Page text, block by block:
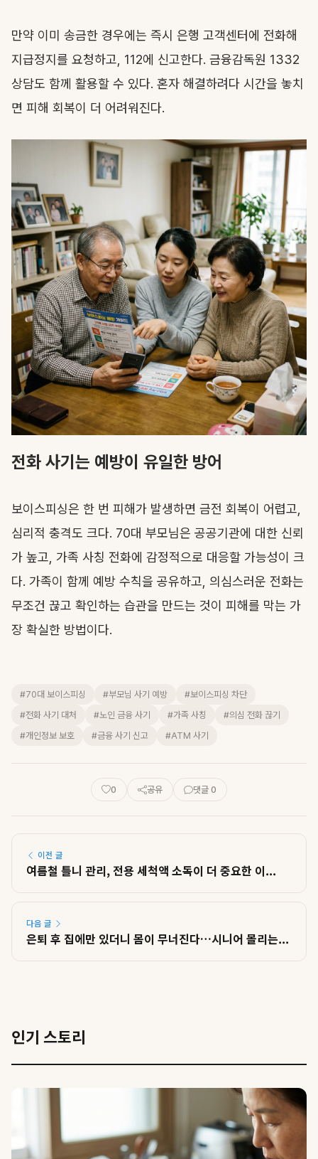
만약 이미 송금한 경우에는 즉시 은행 고객센터에 전화해
지급정지를 요청하고, 112에 신고한다. 금융감독원 1332
상담도 함께 활용할 수 있다. 혼자 해결하려다 시간을 놓치
면 피해 회복이 더 어려워진다.
전화 사기는 예방이 유일한 방어
보이스피싱은 한 번 피해가 발생하면 금전 회복이 어렵고,
심리적 충격도 크다. 70대 부모님은 공공기관에 대한 신뢰
가 높고, 가족 사칭 전화에 감정적으로 대응할 가능성이 크
다. 가족이 함께 예방 수칙을 공유하고, 의심스러운 전화는
무조건 끊고 확인하는 습관을 만드는 것이 피해를 막는 가
장 확실한 방법이다.
#70대 보이스피싱 #부모님 사기 예방
#보이스피싱 차단
#전화 사기 대처
#노인 금융 사기 #가족 사칭
#의심 전화 끊기
#개인정보 보호
#금융 사기 신고 #ATM 사기
0 공유 댓글 0
이전 글
여름철 틀니 관리, 전용 세척액 소독이 더 중요한 이...
다음 글
은퇴 후 집에만 있더니 몸이 무너진다…시니어 몰리는...
인기 스토리